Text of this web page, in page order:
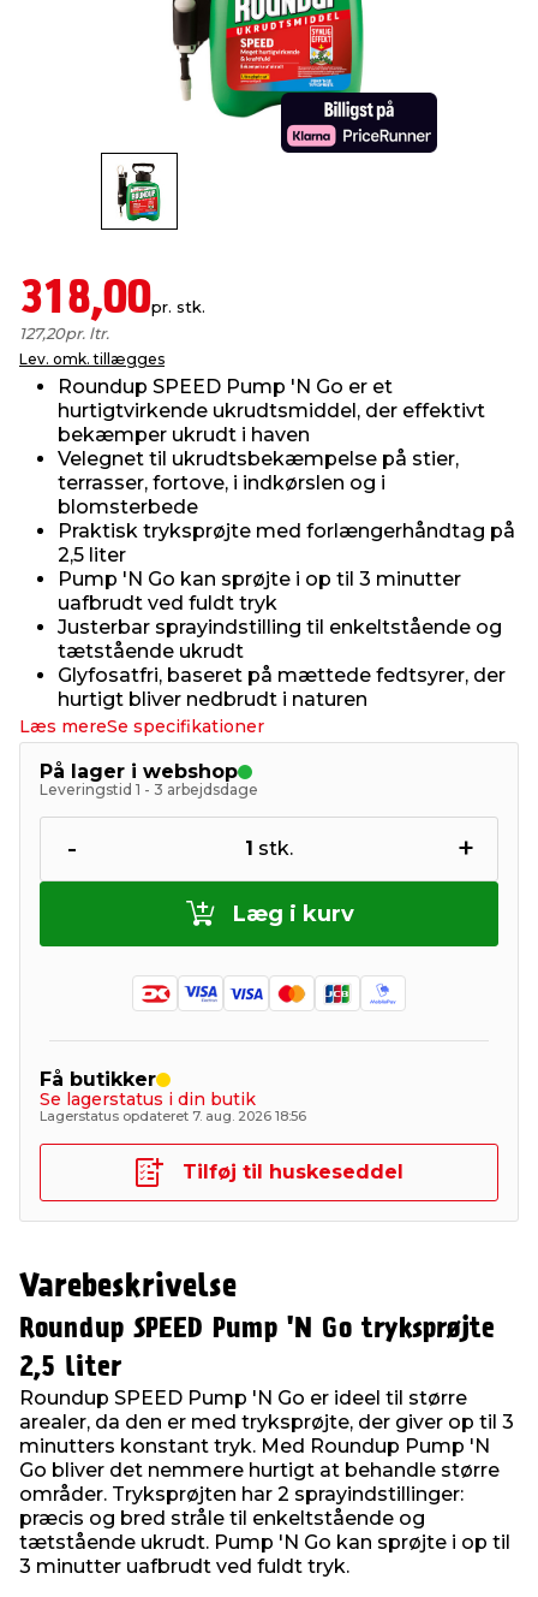
& ukrudt
& standere
& syltning
318,00pr. stk.
127,20pr. ltr.
Lev. omk. tillægges
Roundup SPEED Pump 'N Go er et
hurtigtvirkende ukrudtsmiddel, der effektivt
bekæmper ukrudt i haven
Velegnet til ukrudtsbekæmpelse på stier,
terrasser, fortove, i indkørslen og i
blomsterbede
Praktisk tryksprøjte med forlængerhåndtag på
2,5 liter
Pump 'N Go kan sprøjte i op til 3 minutter
uafbrudt ved fuldt tryk
Justerbar sprayindstilling til enkeltstående og
tætstående ukrudt
Glyfosatfri, baseret på mættede fedtsyrer, der
hurtigt bliver nedbrudt i naturen
Læs mereSe specifikationer
På lager i webshop
Leveringstid 1 - 3 arbejdsdage
- 1 stk. +
Læg i kurv
Få butikker
Se lagerstatus i din butik
Lagerstatus opdateret 7. aug. 2026 18:56
Tilføj til huskeseddel
Varebeskrivelse
Roundup SPEED Pump 'N Go tryksprøjte
2,5 liter
Roundup SPEED Pump 'N Go er ideel til større
arealer, da den er med tryksprøjte, der giver op til 3
minutters konstant tryk. Med Roundup Pump 'N
Go bliver det nemmere hurtigt at behandle større
områder. Tryksprøjten har 2 sprayindstillinger:
præcis og bred stråle til enkeltstående og
tætstående ukrudt. Pump 'N Go kan sprøjte i op til
3 minutter uafbrudt ved fuldt tryk.